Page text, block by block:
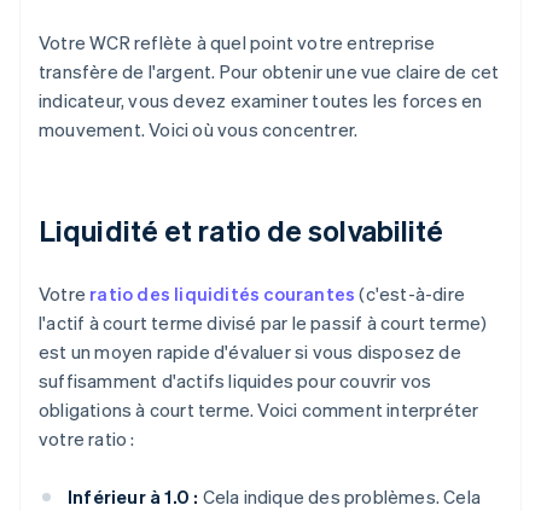
Votre WCR reflète à quel point votre entreprise
transfère de l'argent. Pour obtenir une vue claire de cet
indicateur, vous devez examiner toutes les forces en
mouvement. Voici où vous concentrer.
Liquidité et ratio de solvabilité
Votre ratio des liquidités courantes (c'est-à-dire
l'actif à court terme divisé par le passif à court terme)
est un moyen rapide d'évaluer si vous disposez de
suffisamment d'actifs liquides pour couvrir vos
obligations à court terme. Voici comment interpréter
votre ratio :
Inférieur à 1.0 : Cela indique des problèmes. Cela